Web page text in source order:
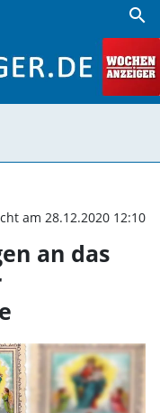
search
am 28.12.2020 12:10
an das